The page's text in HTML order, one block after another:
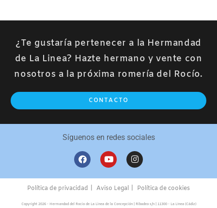
¿Te gustaría pertenecer a la Hermandad
de La Linea? Hazte hermano y vente con
nosotros a la próxima romería del Rocío.
CONTACTO
Síguenos en redes sociales
Política de privacidad Aviso Legal Política de cookies
Copyright 2026 - Hermandad del Rocio de La Linea de la Concepción | Ribadeo s/n | 11300 - La LInea (Cádiz)